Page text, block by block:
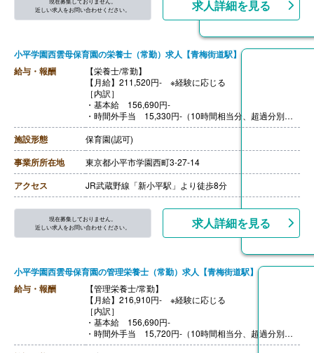
応じて上限31,600円/月
【昇給】年1回（給与見直し、4月）
近しい求人をお問い合わせください。
求人詳細を見る
小平学園西雲母保育園の栄養士（常勤）求人【青梅街道駅】
給与・報酬
【栄養士/常勤】
【月給】211,520円- ※経験に応じる
［内訳］
・基本給 156,690円-
・時間外手当 15,330円-（10時間相当分、超過分別途
支給）
・資格手当 15,000円
・処遇改善手当 15,000円
・その他手当 9,500円
【賞与】年3回（7月・12月・4月) ※評価・業績によって
変動あり
※それぞれの賞与に合わせ別途、処遇改善金等（各60,00
【通勤手当】あり（全額支給）
【昇給】あり（年1回）
【退職金】あり
施設形態 保育園(認可)
事業所所在地 東京都小平市学園西町3-27-14
アクセス JR武蔵野線「新小平駅」より徒歩8分
現在募集しておりません。
近しい求人をお問い合わせください。
求人詳細を見る
小平学園西雲母保育園の管理栄養士（常勤）求人【青梅街道駅】
給与・報酬
【管理栄養士/常勤】
【月給】216,910円- ※経験に応じる
［内訳］
・基本給 156,690円-
・時間外手当 15,720円-（10時間相当分、超過分別途
支給）